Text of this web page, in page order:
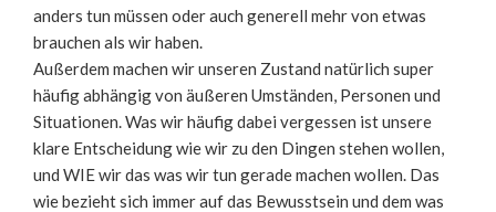
EMBED
anders tun müssen oder auch generell mehr von etwas
brauchen als wir haben.
Außerdem machen wir unseren Zustand natürlich super
häufig abhängig von äußeren Umständen, Personen und
Situationen. Was wir häufig dabei vergessen ist unsere
klare Entscheidung wie wir zu den Dingen stehen wollen,
und WIE wir das was wir tun gerade machen wollen. Das
wie bezieht sich immer auf das Bewusstsein und dem was